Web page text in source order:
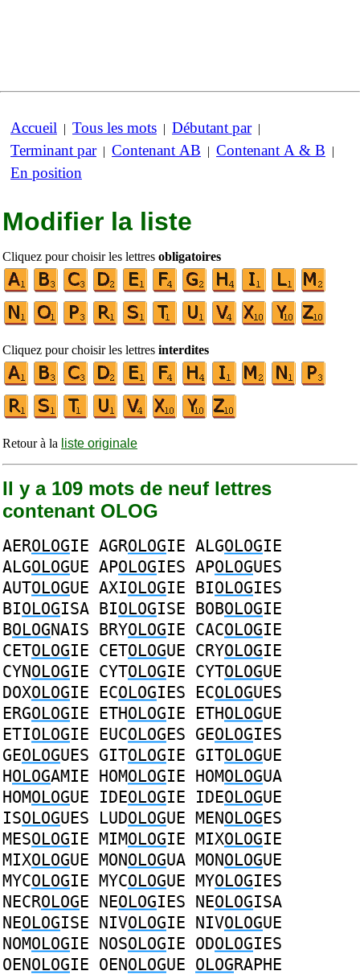
Accueil | Tous les mots | Débutant par|
Terminant par| Contenant AB | Contenant A & B |
En position
Modifier la liste
Cliquez pour choisir les lettres obligatoires
Cliquez pour choisir les lettres interdites
Retour à la liste originale
Il y a 109 mots de neuf lettres
contenant OLOG
AEROLOGIE AGROLOGIE ALGOLOGIE
ALGOLOGUE APOLOGIES APOLOGUES
AUTOLOGUE AXIOLOGIE BIOLOGIES
BIOLOGISA BIOLOGISE BOBOLOGIE
BOLOGNAIS BRYOLOGIE CACOLOGIE
CETOLOGIE CETOLOGUE CRYOLOGIE
CYNOLOGIE CYTOLOGIE CYTOLOGUE
DOXOLOGIE ECOLOGIES ECOLOGUES
ERGOLOGIE ETHOLOGIE ETHOLOGUE
ETIOLOGIE EUCOLOGES GEOLOGIES
GEOLOGUES GITOLOGIE GITOLOGUE
HOLOGAMIE HOMOLOGIE HOMOLOGUA
HOMOLOGUE IDEOLOGIE IDEOLOGUE
ISOLOGUES LUDOLOGUE MENOLOGES
MESOLOGIE MIMOLOGIE MIXOLOGIE
MIXOLOGUE MONOLOGUA MONOLOGUE
MYCOLOGIE MYCOLOGUE MYOLOGIES
NECROLOGE NEOLOGIES NEOLOGISA
NEOLOGISE NIVOLOGIE NIVOLOGUE
NOMOLOGIE NOSOLOGIE ODOLOGIES
OENOLOGIE OENOLOGUE OLOGRAPHE